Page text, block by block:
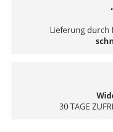
Lieferung durch
30 TAGE